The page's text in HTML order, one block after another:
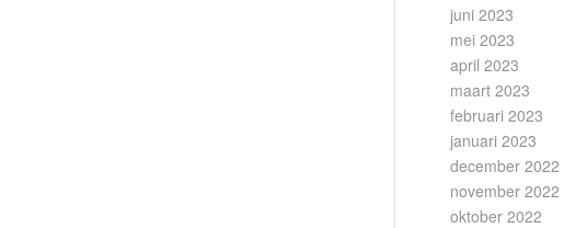
juni 2023
mei 2023
april 2023
maart 2023
februari 2023
januari 2023
december 2022
november 2022
oktober 2022